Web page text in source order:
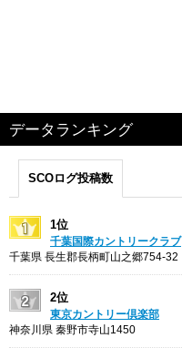
データランキング
SCOログ投稿数
1位
千葉国際カントリークラブ
千葉県 長生郡長柄町山之郷754-32
2位
東京カントリー倶楽部
神奈川県 秦野市寺山1450